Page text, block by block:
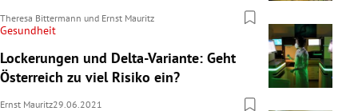
Theresa Bittermann und Ernst Mauritz
Gesundheit
Lockerungen und Delta-Variante: Geht
Österreich zu viel Risiko ein?
Ernst Mauritz29.06.2021